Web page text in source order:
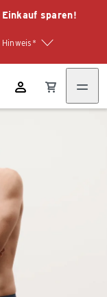
sparen!
Hinweis*